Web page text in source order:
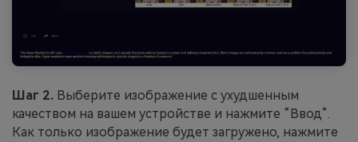
Шаг 2. Выберите изображение с ухудшенным
качеством на вашем устройстве и нажмите “Ввод”.
Как только изображение будет загружено, нажмите